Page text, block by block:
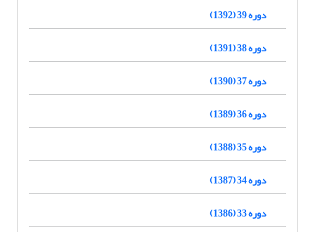
دوره 39 (1392)
دوره 38 (1391)
دوره 37 (1390)
دوره 36 (1389)
دوره 35 (1388)
دوره 34 (1387)
دوره 33 (1386)